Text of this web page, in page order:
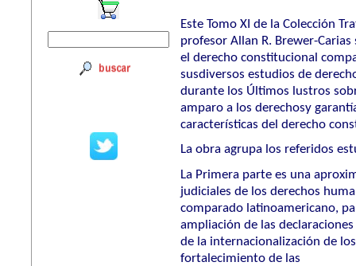
Este Tomo XI de la Colección
profesor Allan R. Brewer-
el derecho constitucional
susdiversos estudios de
durante los Últimos lustros
amparo a los derechosy
características del derecho
La obra agrupa los referidos
La Primera parte es una
judiciales de los derechos
comparado latinoamericano,
ampliación de las
de la internacionalización de
fortalecimiento de las